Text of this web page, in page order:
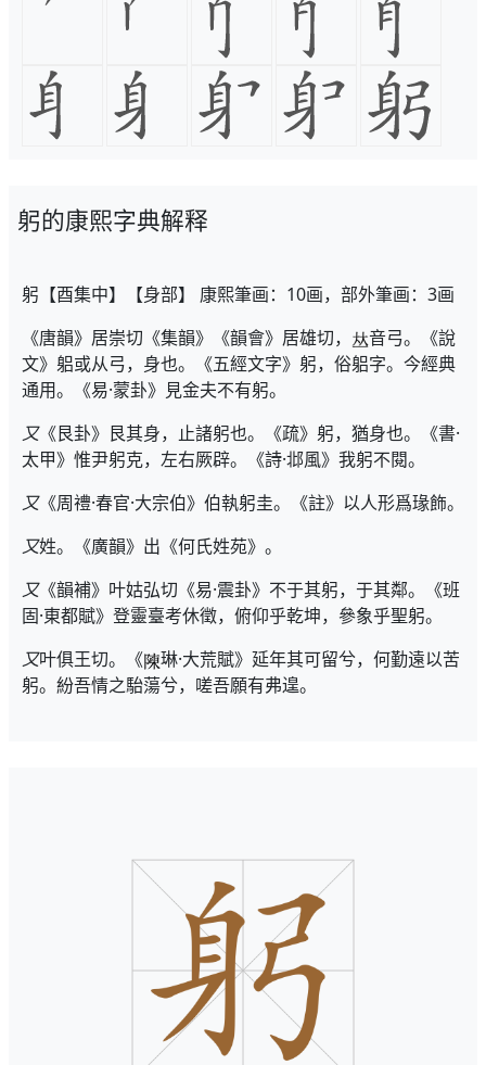
躬的康熙字典解释
躬【酉集中】【身部】 康熙筆画：10画，部外筆画：3画
《唐韻》居崇切《集韻》《韻會》居雄切，
音弓。《說
文》躳或从弓，身也。《五經文字》躬，俗躳字。今經典
通用。《易·蒙卦》見金夫不有躬。
又《艮卦》艮其身，止諸躬也。《疏》躬，猶身也。《書·
太甲》惟尹躬克，左右厥辟。《詩·邶風》我躬不閱。
又《周禮·春官·大宗伯》伯執躬圭。《註》以人形爲瑑飾。
又姓。《廣韻》出《何氏姓苑》。
又《韻補》叶姑弘切《易·震卦》不于其躬，于其鄰。《班
固·東都賦》登靈臺考休徵，俯仰乎乾坤，參象乎聖躬。
又叶俱王切。《
琳·大荒賦》延年其可留兮，何勤遠以苦
躬。紛吾情之駘蕩兮，嗟吾願有弗遑。